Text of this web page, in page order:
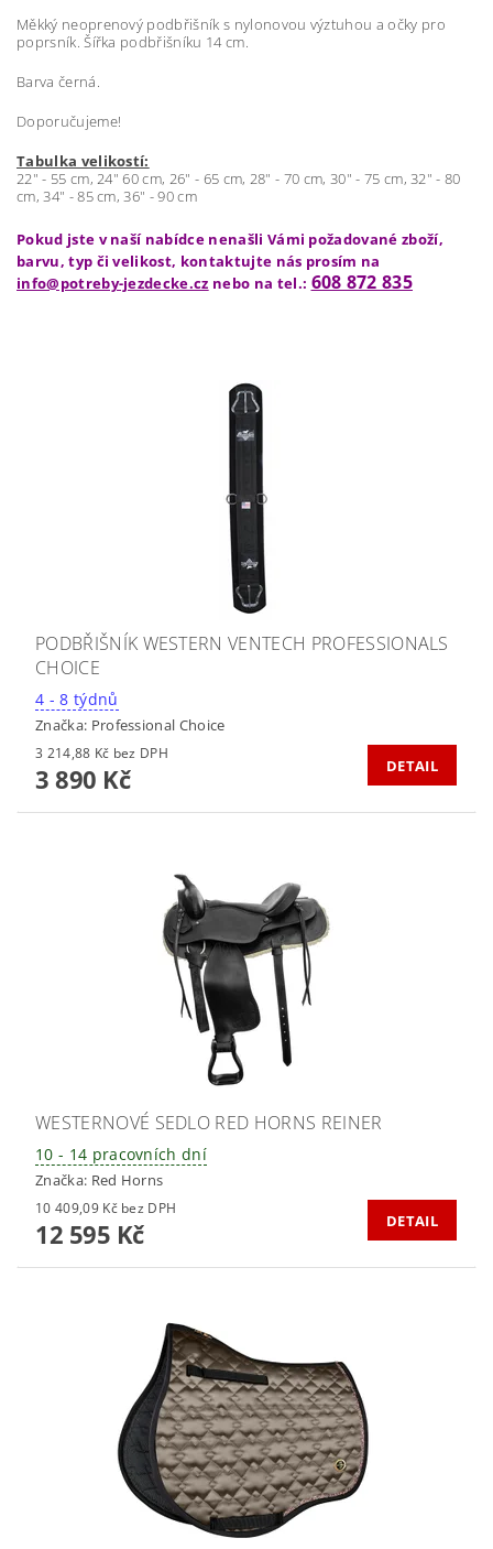
Měkký neoprenový podbřišník s nylonovou výztuhou a očky pro
poprsník. Šířka podbřišníku 14 cm.
Barva černá.
Doporučujeme!
Tabulka velikostí:
22" - 55 cm, 24" 60 cm, 26" - 65 cm, 28" - 70 cm, 30" - 75 cm, 32" - 80
cm, 34" - 85 cm, 36" - 90 cm
Pokud jste v naší nabídce nenašli Vámi požadované zboží,
barvu, typ či velikost, kontaktujte nás prosím na
info@potreby-jezdecke.cz nebo na tel.: 608 872 835
PODBŘIŠNÍK WESTERN VENTECH PROFESSIONALS
CHOICE
4 - 8 týdnů
Značka: Professional Choice
3 214,88 Kč bez DPH
3 890 Kč DETAIL
WESTERNOVÉ SEDLO RED HORNS REINER
10 - 14 pracovních dní
Značka: Red Horns
10 409,09 Kč bez DPH
12 595 Kč DETAIL